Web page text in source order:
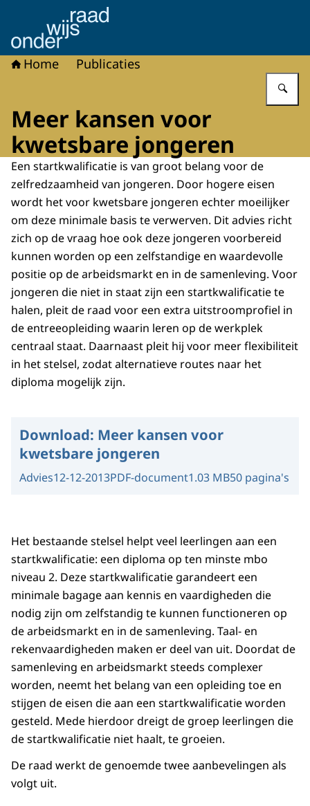
Naar de homepage van Onderwijsraad
Home Publicaties
Meer kansen voor
kwetsbare jongeren
Een startkwalificatie is van groot belang voor de
zelfredzaamheid van jongeren. Door hogere eisen
wordt het voor kwetsbare jongeren echter moeilijker
om deze minimale basis te verwerven. Dit advies richt
zich op de vraag hoe ook deze jongeren voorbereid
kunnen worden op een zelfstandige en waardevolle
positie op de arbeidsmarkt en in de samenleving. Voor
jongeren die niet in staat zijn een startkwalificatie te
halen, pleit de raad voor een extra uitstroomprofiel in
de entreeopleiding waarin leren op de werkplek
centraal staat. Daarnaast pleit hij voor meer flexibiliteit
in het stelsel, zodat alternatieve routes naar het
diploma mogelijk zijn.
Download: Meer kansen voor
kwetsbare jongeren
Advies12-12-2013PDF-document1.03 MB50 pagina's
Het bestaande stelsel helpt veel leerlingen aan een
startkwalificatie: een diploma op ten minste mbo
niveau 2. Deze startkwalificatie garandeert een
minimale bagage aan kennis en vaardigheden die
nodig zijn om zelfstandig te kunnen functioneren op
de arbeidsmarkt en in de samenleving. Taal- en
rekenvaardigheden maken er deel van uit. Doordat de
samenleving en arbeidsmarkt steeds complexer
worden, neemt het belang van een opleiding toe en
stijgen de eisen die aan een startkwalificatie worden
gesteld. Mede hierdoor dreigt de groep leerlingen die
de startkwalificatie niet haalt, te groeien.
De raad werkt de genoemde twee aanbevelingen als
volgt uit.